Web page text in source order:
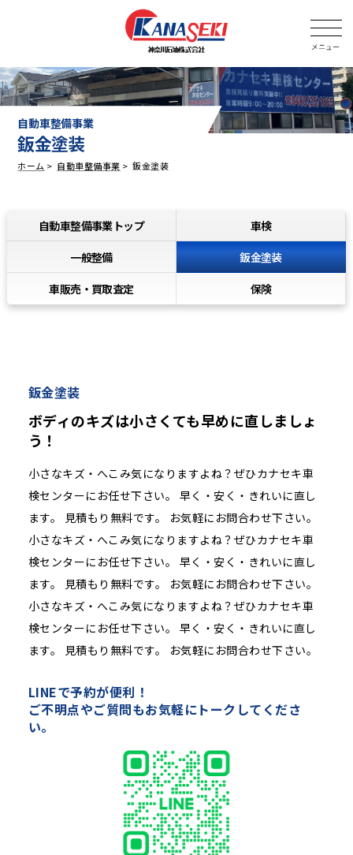
鈑金塗装
自動車整備事業
ホーム 自動車整備事業 鈑金塗装
自動車整備事業トップ
車検
一般整備
鈑金塗装
車販売・買取査定 保険
鈑金塗装
ボディのキズは小さくても早めに直しましょ
う！
小さなキズ・へこみ気になりますよね？ぜひカナセキ車
検センターにお任せ下さい。 早く・安く・きれいに直し
ます。 見積もり無料です。 お気軽にお問合わせ下さい。
小さなキズ・へこみ気になりますよね？ぜひカナセキ車
検センターにお任せ下さい。 早く・安く・きれいに直し
ます。 見積もり無料です。 お気軽にお問合わせ下さい。
小さなキズ・へこみ気になりますよね？ぜひカナセキ車
検センターにお任せ下さい。 早く・安く・きれいに直し
ます。 見積もり無料です。 お気軽にお問合わせ下さい。
LINEで予約が便利！
ご不明点やご質問もお気軽にトークしてくださ
い。